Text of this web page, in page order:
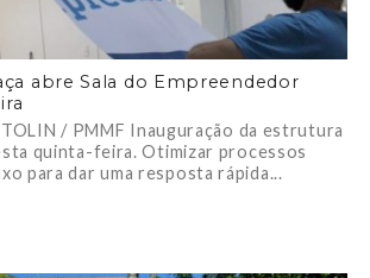
abre Sala do Empreendedor
/ PMMF Inauguração da estrutura
quinta-feira. Otimizar processos
para dar uma resposta rápida...